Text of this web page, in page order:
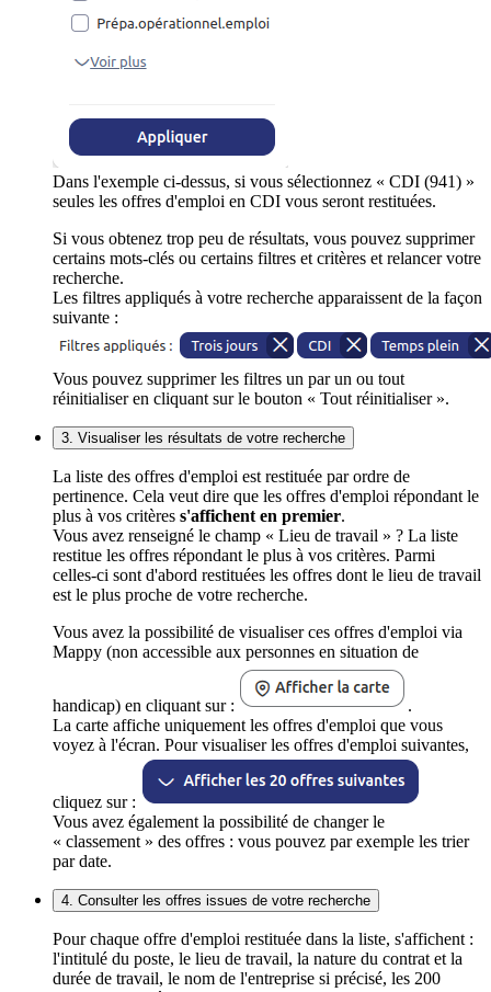
Dans l'exemple ci-dessus, si vous sélectionnez « CDI (941) »
seules les offres d'emploi en CDI vous seront restituées.
Si vous obtenez trop peu de résultats, vous pouvez supprimer
certains mots-clés ou certains filtres et critères et relancer votre
recherche.
Les filtres appliqués à votre recherche apparaissent de la façon
suivante :
Vous pouvez supprimer les filtres un par un ou tout
réinitialiser en cliquant sur le bouton « Tout réinitialiser ».
3. Visualiser les résultats de votre recherche
La liste des offres d'emploi est restituée par ordre de
pertinence. Cela veut dire que les offres d'emploi répondant le
plus à vos critères s'affichent en premier.
Vous avez renseigné le champ « Lieu de travail » ? La liste
restitue les offres répondant le plus à vos critères. Parmi
celles-ci sont d'abord restituées les offres dont le lieu de travail
est le plus proche de votre recherche.
Vous avez la possibilité de visualiser ces offres d'emploi via
Mappy (non accessible aux personnes en situation de
handicap) en cliquant sur :
.
La carte affiche uniquement les offres d'emploi que vous
voyez à l'écran. Pour visualiser les offres d'emploi suivantes,
cliquez sur :
Vous avez également la possibilité de changer le
« classement » des offres : vous pouvez par exemple les trier
par date.
4. Consulter les offres issues de votre recherche
Pour chaque offre d'emploi restituée dans la liste, s'affichent :
l'intitulé du poste, le lieu de travail, la nature du contrat et la
durée de travail, le nom de l'entreprise si précisé, les 200